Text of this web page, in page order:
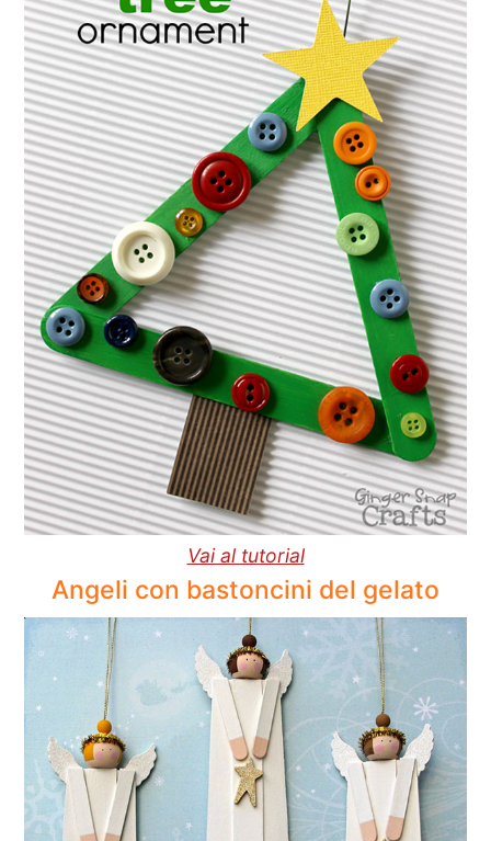
Vai al tutorial
Angeli con bastoncini del gelato